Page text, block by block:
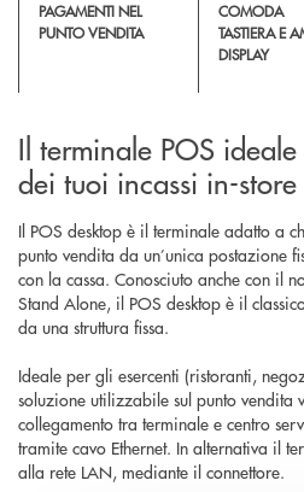
PAGAMENTI NEL
PUNTO VENDITA
COMODA
TASTIERA E
DISPLAY
Il terminale POS
dei tuoi incassi in-store
Il POS desktop è il terminale adatto a
punto vendita da un’unica postazione
con la cassa. Conosciuto anche con il
Stand Alone, il POS desktop è il
da una struttura fissa.
Ideale per gli esercenti (ristoranti,
soluzione utilizzabile sul punto vendita
collegamento tra terminale e centro
tramite cavo Ethernet. In alternativa il
alla rete LAN, mediante il connettore.